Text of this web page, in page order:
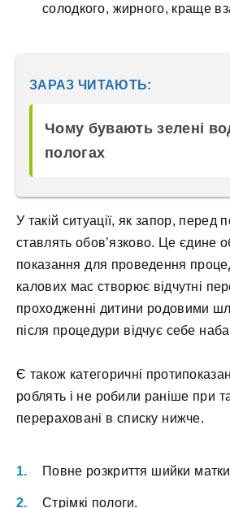
солодкого, жирного, краще
ЗАРАЗ ЧИТАЮТЬ:
Чому бувають зелені
пологах
У такій ситуації, як запор, перед
ставлять обов’язково. Це єдине
показання для проведення
калових мас створює відчутні
проходженні дитини родовими
після процедури відчує себе
Є також категоричні
роблять і не робили раніше при
перераховані в списку нижче.
Повне розкриття шийки
Стрімкі пологи.